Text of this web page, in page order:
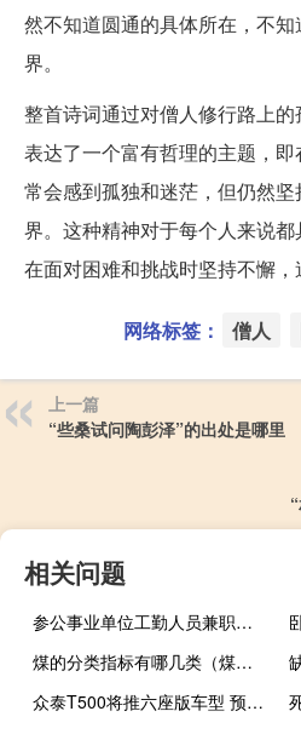
然不知道圆通的具体所在，不
界。
整首诗词通过对僧人修行路上的
表达了一个富有哲理的主题，
常会感到孤独和迷茫，但仍然
界。这种精神对于每个人来说
在面对困难和挑战时坚持不懈，
网络标签： 僧人
上一篇
“些桑试问陶彭泽”的出处是哪里
相关问题
参公事业单位工勤人员兼职（参公事业单位工勤人员）
煤的分类指标有哪几类（煤的分类）
众泰T500将推六座版车型 预售价8-12万元